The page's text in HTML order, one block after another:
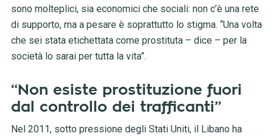
sono molteplici, sia economici che sociali: non c’è una rete
di supporto, ma a pesare è soprattutto lo stigma. “Una volta
che sei stata etichettata come prostituta – dice – per la
società lo sarai per tutta la vita”.
“Non esiste prostituzione fuori
dal controllo dei trafficanti”
Nel 2011, sotto pressione degli Stati Uniti, il Libano ha